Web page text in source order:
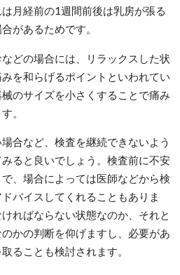
月経前の1週間前後は乳房が張る
があるためです。
どの場合には、リラックスした状
を和らげるポイントといわれてい
のサイズを小さくすることで痛み
。
合など、検査を継続できないよう
ると良いでしょう。検査前に不安
、場合によっては医師などから検
バイスしてくれることもありま
ればならない状態なのか、それと
かの判断を仰げますし、必要があ
ることも検討されます。